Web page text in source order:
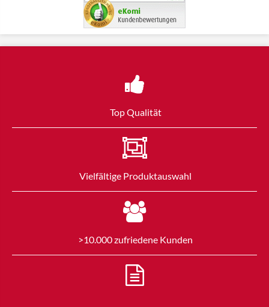
Top Qualität
Vielfältige Produktauswahl
>10.000 zufriedene Kunden